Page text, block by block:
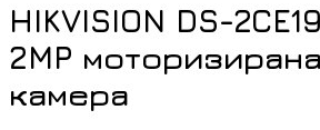
HIKVISION DS-
2MP
камера